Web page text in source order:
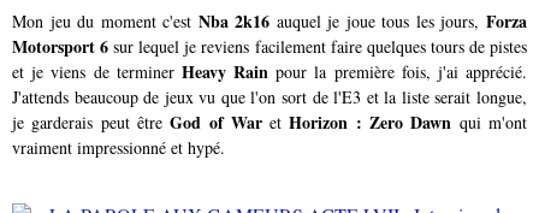
Mon jeu du moment c'est Nba 2k16 auquel je joue tous les jours,Forza
Motorsport 6 sur lequel je reviens facilement faire quelques tours de pistes
et je viens de terminer Heavy Rainpour la première fois, j'ai apprécié.
J'attends beaucoup de jeux vu que l'on sort de l'E3 et la liste serait longue,
je garderais peut êtreGod of WaretHorizon : Zero Dawn qui m'ont
vraiment impressionné et hypé.